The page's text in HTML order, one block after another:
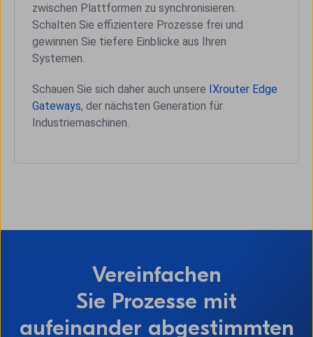
zwischen Plattformen zu synchronisieren.
Schalten Sie effizientere Prozesse frei und
gewinnen Sie tiefere Einblicke aus Ihren
Systemen.
Schauen Sie sich daher auch unsere IXrouter Edge
Gateways, der nächsten Generation für
Industriemaschinen.
Vereinfachen
Sie Prozesse mit
aufeinander abgestimmten